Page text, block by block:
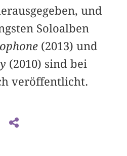
und
Soloalben
(2013) und
(2010) sind bei
veröffentlicht.